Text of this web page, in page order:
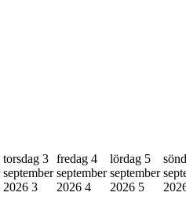
torsdag 3
september
2026 3
fredag 4
september
2026 4
lördag 5
september
2026 5